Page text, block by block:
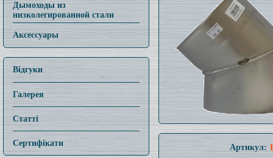
Дымоходы из
низколегированной стали
Аксессуары
Відгуки
Галерея
Статті
Сертифікати Артикул: